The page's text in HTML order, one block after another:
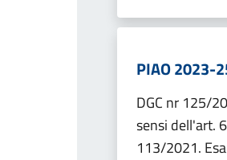
PIAO 2023-
DGC nr 125/
sensi dell'art.
113/2021.